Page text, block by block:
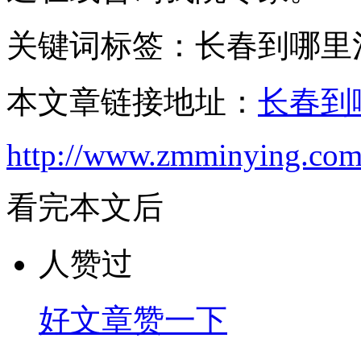
关键词标签：长春到哪
本文章链接地址： 长春到
http://
看完本文后
人赞过
好文章赞一下